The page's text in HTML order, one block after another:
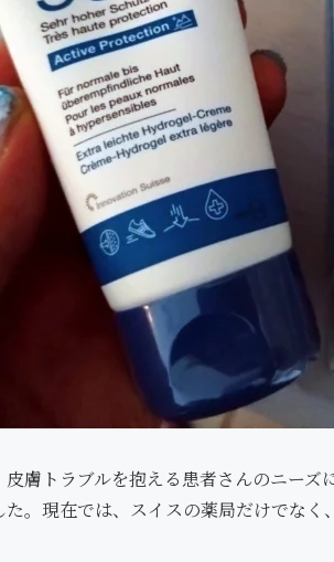
膚トラブルを抱える患者さんのニーズ
。現在では、スイスの薬局だけでな